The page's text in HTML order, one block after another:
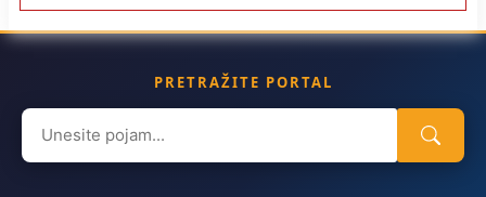
PRETRAŽITE PORTAL
Search
for: